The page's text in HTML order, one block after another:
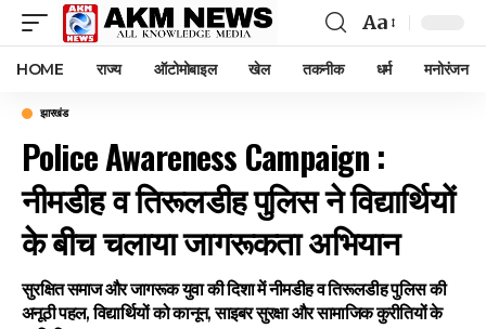
Font
Resizer
Aa
HOME राज्य ऑटोमोबाइल खेल तकनीक धर्म मनोरंजन
झारखंड
Police Awareness Campaign :
नीमडीह व तिरूलडीह पुलिस ने विद्यार्थियों
के बीच चलाया जागरूकता अभियान
सुरक्षित समाज और जागरूक युवा की दिशा में नीमडीह व तिरूलडीह पुलिस की
अनूठी पहल, विद्यार्थियों को कानून, साइबर सुरक्षा और सामाजिक कुरीतियों के